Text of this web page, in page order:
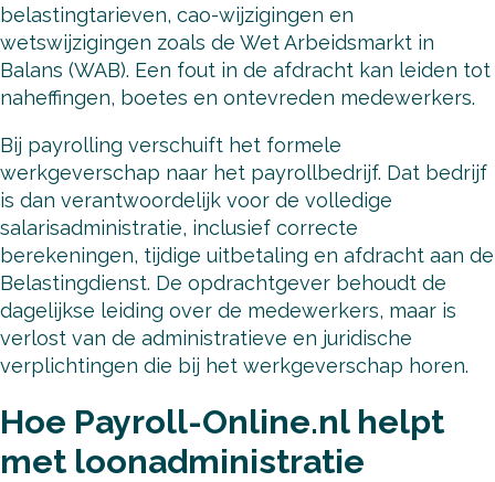
belastingtarieven, cao-wijzigingen en
wetswijzigingen zoals de Wet Arbeidsmarkt in
Balans (WAB). Een fout in de afdracht kan leiden tot
naheffingen, boetes en ontevreden medewerkers.
Bij payrolling verschuift het formele
werkgeverschap naar het payrollbedrijf. Dat bedrijf
is dan verantwoordelijk voor de volledige
salarisadministratie, inclusief correcte
berekeningen, tijdige uitbetaling en afdracht aan de
Belastingdienst. De opdrachtgever behoudt de
dagelijkse leiding over de medewerkers, maar is
verlost van de administratieve en juridische
verplichtingen die bij het werkgeverschap horen.
Hoe Payroll-Online.nl helpt
met loonadministratie